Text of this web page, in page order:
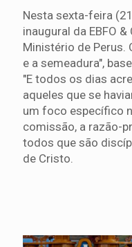
Nesta sexta-feira
inaugural da EBFO
Ministério de Perus.
e a semeadura",
"E todos os dias
aqueles que se
um foco específico
comissão, a razão-
todos que são
de Cristo.